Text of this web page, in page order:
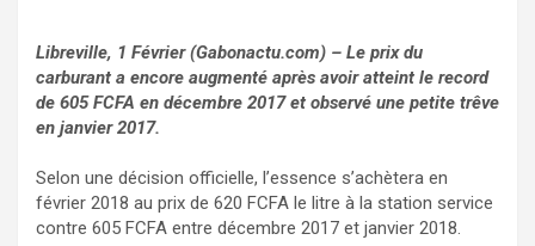
Libreville, 1 Février (Gabonactu.com) – Le prix du
carburant a encore augmenté après avoir atteint le record
de 605 FCFA en décembre 2017 et observé une petite trêve
en janvier 2017.
Selon une décision officielle, l’essence s’achètera en
février 2018 au prix de 620 FCFA le litre à la station service
contre 605 FCFA entre décembre 2017 et janvier 2018.